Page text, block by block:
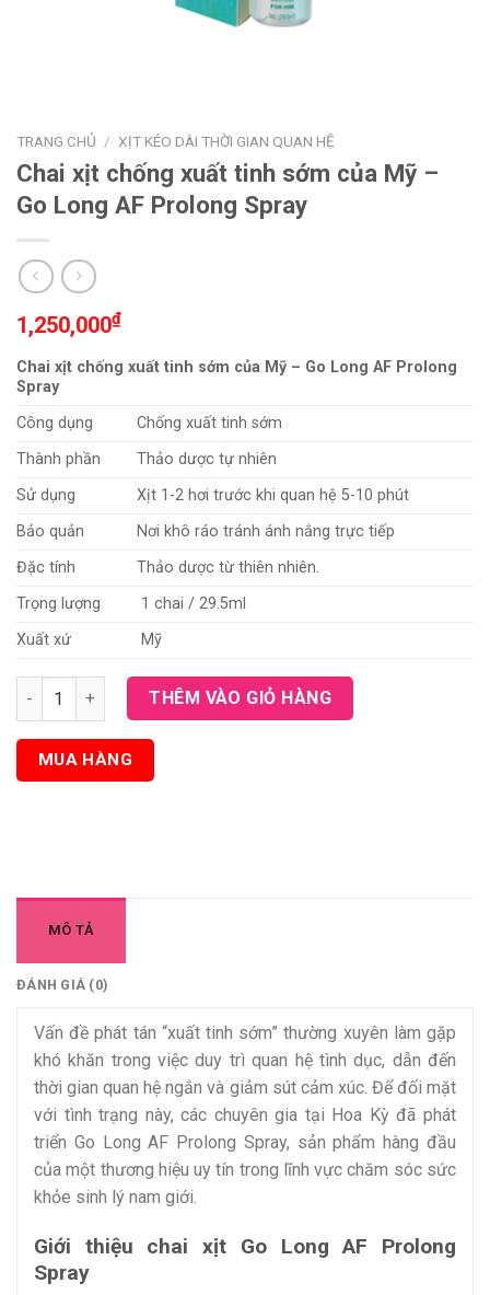
TRANG CHỦ / XỊT KÉO DÀI THỜI GIAN QUAN HỆ
Chai xịt chống xuất tinh sớm của Mỹ –
Go Long AF Prolong Spray
1,250,000₫
Chai xịt chống xuất tinh sớm của Mỹ – Go Long AF Prolong
Spray
Công dụng
Chống xuất tinh sớm
Thành phần
Thảo dược tự nhiên
Sử dụng
Xịt 1-2 hơi trước khi quan hệ 5-10 phút
Bảo quản
Nơi khô ráo tránh ánh nắng trực tiếp
Đặc tính
Thảo dược từ thiên nhiên.
Trọng lượng
1 chai / 29.5ml
Xuất xứ
Mỹ
Chai xịt chống xuất tinh sớm của Mỹ - Go Long AF Prolong
THÊM VÀO GIỎ HÀNG
MUA HÀNG
MÔ TẢ
ĐÁNH GIÁ (0)
Vấn đề phát tán “xuất tinh sớm” thường xuyên làm gặp
khó khăn trong việc duy trì quan hệ tình dục, dẫn đến
thời gian quan hệ ngắn và giảm sút cảm xúc. Để đối mặt
với tình trạng này, các chuyên gia tại Hoa Kỳ đã phát
triển Go Long AF Prolong Spray, sản phẩm hàng đầu
của một thương hiệu uy tín trong lĩnh vực chăm sóc sức
khỏe sinh lý nam giới.
Giới thiệu chai xịt Go Long AF Prolong
Spray